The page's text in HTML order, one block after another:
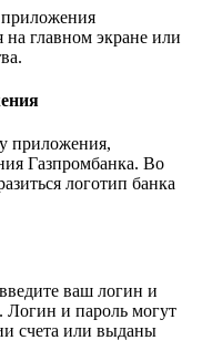
главном экране или
приложения,
Газпромбанка. Во
логотип банка
ваш логин и
Логин и пароль могут
счета или выданы